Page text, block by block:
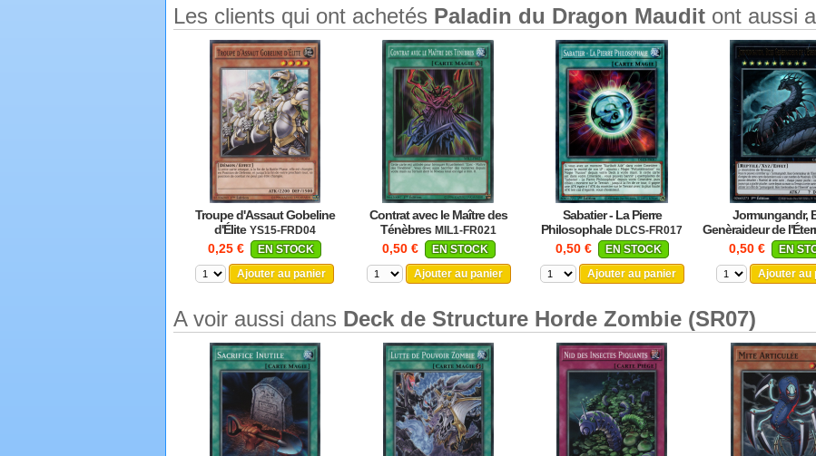
Les clients qui ont achetés Paladin du Dragon Maudit ont aussi
Troupe d'Assaut Gobeline
d'Élite YS15-FRD04
0,25 €
EN STOCK
Ajouter au panier
Contrat avec le Maître des
Ténèbres MIL1-FR021
0,50 €
EN STOCK
Ajouter au panier
Sabatier - La Pierre
Philosophale DLCS-FR017
0,50 €
EN STOCK
Ajouter au panier
Jormungandr,
Genèraideur de
FR147
0,50 €
EN
Ajouter au
A voir aussi dans Deck de Structure Horde Zombie (SR07)